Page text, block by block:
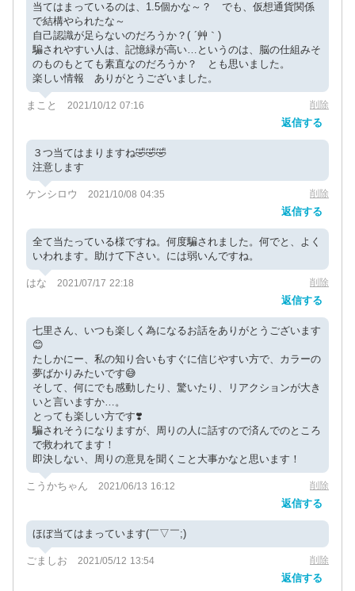
当てはまっているのは、1.5個かな～？ でも、仮想通貨関係
で結構やられたな～
自己認識が足らないのだろうか？( ´艸｀)
騙されやすい人は、記憶緑が高い…というのは、脳の仕組みそ
のものもとても素直なのだろうか？ とも思いました。
楽しい情報 ありがとうございました。
まこと 2021/10/12 07:16 削除
返信する
３つ当てはまりますね🤣🤣🤣
注意します
ケンシロウ 2021/10/08 04:35 削除
返信する
全て当たっている様ですね。何度騙されました。何でと、よく
いわれます。助けて下さい。には弱いんですね。
はな 2021/07/17 22:18 削除
返信する
七里さん、いつも楽しく為になるお話をありがとうございます
😊
たしかにー、私の知り合いもすぐに信じやすい方で、カラーの
夢ばかりみたいです😅
そして、何にでも感動したり、驚いたり、リアクションが大き
いと言いますか…。
とっても楽しい方です❣️
騙されそうになりますが、周りの人に話すので済んでのところ
で救われてます！
即決しない、周りの意見を聞くこと大事かなと思います！
こうかちゃん 2021/06/13 16:12 削除
返信する
ほぼ当てはまっています(￣▽￣;)
ごましお 2021/05/12 13:54 削除
返信する